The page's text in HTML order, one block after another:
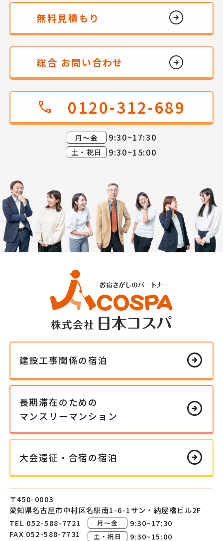
無料見積もり
総合 お問い合わせ
call 0120-312-689
月～金 9:30~17:30
土・祝日 9:30~15:00
建設工事関係の宿泊 arrow_circle_right
長期滞在の ための
マンスリーマンション arrow_circle_right
大会遠征・ 合宿の宿泊 arrow_circle_right
〒450-0003
愛知県名古屋市中村区名駅南1-6-1サン・納屋橋ビル2F
TEL 052-588-7721
FAX 052-588-7731
月～金 9:30~17:30
土・祝日 9:30~15:00